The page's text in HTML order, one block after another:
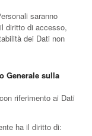
saranno
diritto di accesso,
dei Dati non
Generale sulla
riferimento ai Dati
ha il diritto di: